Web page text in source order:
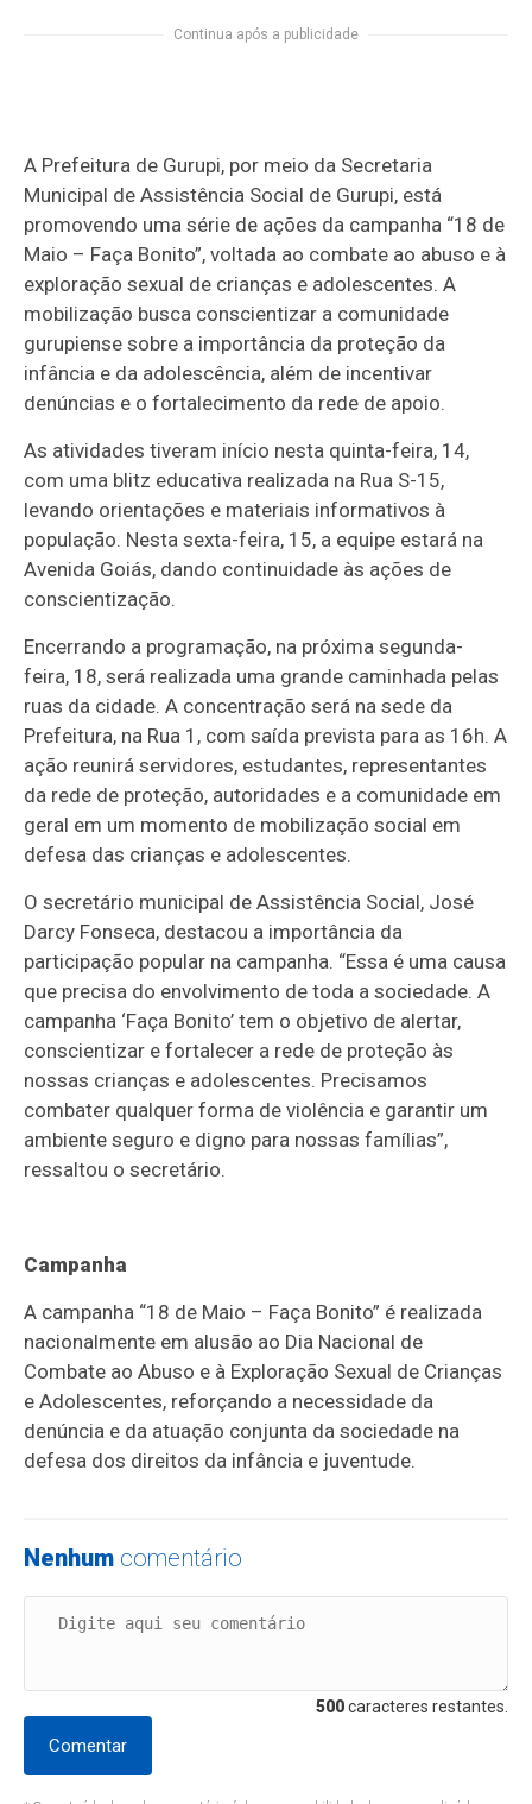
Continua após a publicidade
A Prefeitura de Gurupi, por meio da Secretaria
Municipal de Assistência Social de Gurupi, está
promovendo uma série de ações da campanha “18 de
Maio – Faça Bonito”, voltada ao combate ao abuso e à
exploração sexual de crianças e adolescentes. A
mobilização busca conscientizar a comunidade
gurupiense sobre a importância da proteção da
infância e da adolescência, além de incentivar
denúncias e o fortalecimento da rede de apoio.
As atividades tiveram início nesta quinta-feira, 14,
com uma blitz educativa realizada na Rua S-15,
levando orientações e materiais informativos à
população. Nesta sexta-feira, 15, a equipe estará na
Avenida Goiás, dando continuidade às ações de
conscientização.
Encerrando a programação, na próxima segunda-
feira, 18, será realizada uma grande caminhada pelas
ruas da cidade. A concentração será na sede da
Prefeitura, na Rua 1, com saída prevista para as 16h. A
ação reunirá servidores, estudantes, representantes
da rede de proteção, autoridades e a comunidade em
geral em um momento de mobilização social em
defesa das crianças e adolescentes.
O secretário municipal de Assistência Social, José
Darcy Fonseca, destacou a importância da
participação popular na campanha. “Essa é uma causa
que precisa do envolvimento de toda a sociedade. A
campanha ‘Faça Bonito’ tem o objetivo de alertar,
conscientizar e fortalecer a rede de proteção às
nossas crianças e adolescentes. Precisamos
combater qualquer forma de violência e garantir um
ambiente seguro e digno para nossas famílias”,
ressaltou o secretário.
Campanha
A campanha “18 de Maio – Faça Bonito” é realizada
nacionalmente em alusão ao Dia Nacional de
Combate ao Abuso e à Exploração Sexual de Crianças
e Adolescentes, reforçando a necessidade da
denúncia e da atuação conjunta da sociedade na
defesa dos direitos da infância e juventude.
Nenhum comentário
500caracteres restantes.
Comentar